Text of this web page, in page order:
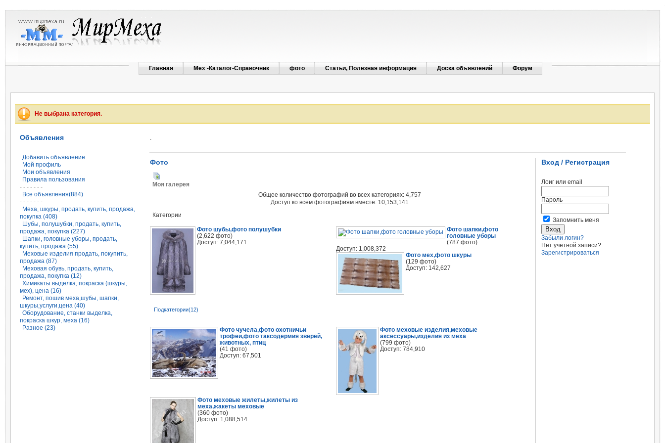
Главная Мех -Каталог-Справочник фото Статьи, Полезная информация Доска объявлений Форум
Не выбрана категория.
Объявления
Добавить объявление
Мой профиль
Мои объявления
Правила пользования
- - - - - - -
Все объявления(884)
- - - - - - -
Меха, шкуры, продать, купить, продажа,
покупка (408)
Шубы, полушубки, продать, купить,
продажа, покупка (227)
Шапки, головные уборы, продать,
купить, продажа (55)
Меховые изделия продать, покупить,
продажа (87)
Меховая обувь, продать, купить,
продажа, покупка (12)
Химикаты выделка, покраска (шкуры,
мех), цена (16)
Ремонт, пошив меха,шубы, шапки,
шкуры,услуги,цена (40)
Оборудование, станки выделка,
покраска шкур, меха (16)
Разное (23)
.
Фото
Моя галерея
Общее количество фотографий во всех категориях: 4,757
Доступ ко всем фотографиям вместе: 10,153,141
Категории
Фото шубы,фото полушубки
(2,622 фото)
Доступ: 7,044,171
Подкатегории(12)
Фото шапки,фото
головные уборы
(787 фото)
Доступ: 1,008,372
Фото мех,фото шкуры
(129 фото)
Доступ: 142,627
Фото чучела,фото охотничьи
трофеи,фото таксодермия зверей,
животных, птиц
(41 фото)
Доступ: 67,501
Фото меховые изделия,меховые
аксессуары,изделия из меха
(799 фото)
Доступ: 784,910
Фото меховые жилеты,жилеты из
меха,жакеты меховые
(360 фото)
Доступ: 1,088,514
Вход / Регистрация
Лоиг или email
Пароль
Запомнить меня
Забыли логин?
Нет учетной записи?
Зарегистрироваться